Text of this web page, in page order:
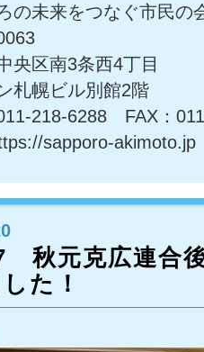
の未来をつなぐ市民の
央区南3条西4丁目
札幌ビル別館2階
218-6288 FAX：
sapporo-akimoto.jp
秋元克広連合
た！